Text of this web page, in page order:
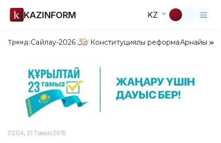
KAZINFORM KZ
Тренд:Сайлау-2026 Конституциялық реформаАрнайы
02:04, 31 Тамыз 2015